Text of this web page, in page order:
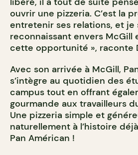
ouvrir une pizzeria. C’est la
entretenir ses relations, et je
reconnaissant envers McGill
cette opportunité », raconte
Avec son arrivée à McGill,
s’intègre au quotidien des
campus tout en offrant
gourmande aux travailleurs
Une pizzeria simple et
naturellement à l’histoire
Pan Américan !